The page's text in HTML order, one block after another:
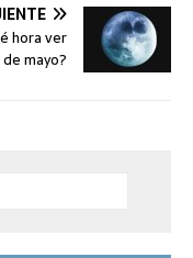
hora ver
mayo?